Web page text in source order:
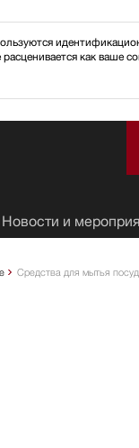
как ваше
Средства для мытья
Новости и